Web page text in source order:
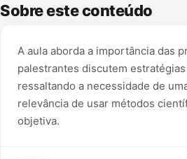
Conteúdo exclusivo para assinantes
Sobre este conteúdo
A aula aborda a importância das
palestrantes discutem
ressaltando a necessidade de
relevância de usar métodos
objetiva.